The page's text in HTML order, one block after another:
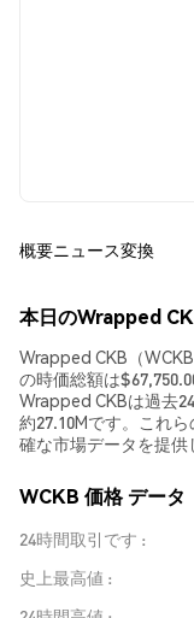
概要ニュース変換
本日のWrapped
Wrapped CKB（
の時価総額は
Wrapped CKBは過去
約27.10Mです。これ
確な市場データを提供
WCKB 価格 データ
24時間取引です
史上最高値